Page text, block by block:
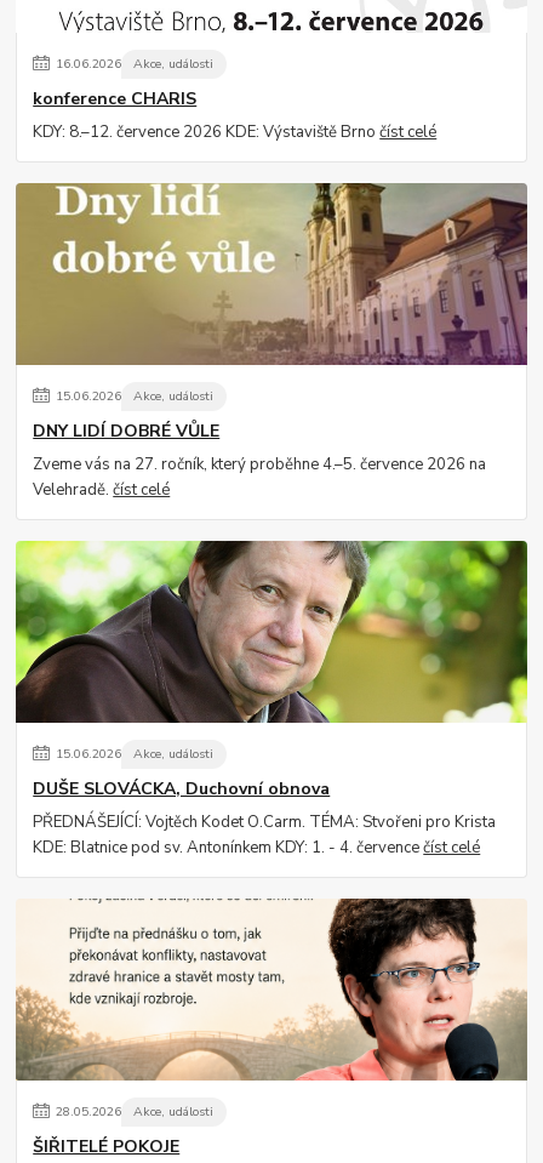
16.06.2026 Akce, události
konference CHARIS
KDY: 8.–12. července 2026 KDE: Výstaviště Brnočíst celé
15.06.2026 Akce, události
DNY LIDÍ DOBRÉ VŮLE
Zveme vás na 27. ročník, který proběhne 4.–5. července 2026 na
Velehradě.číst celé
15.06.2026 Akce, události
DUŠE SLOVÁCKA, Duchovní obnova
PŘEDNÁŠEJÍCÍ: Vojtěch Kodet O.Carm. TÉMA: Stvořeni pro Krista
KDE: Blatnice pod sv. Antonínkem KDY: 1. - 4. červencečíst celé
28.05.2026 Akce, události
ŠIŘITELÉ POKOJE